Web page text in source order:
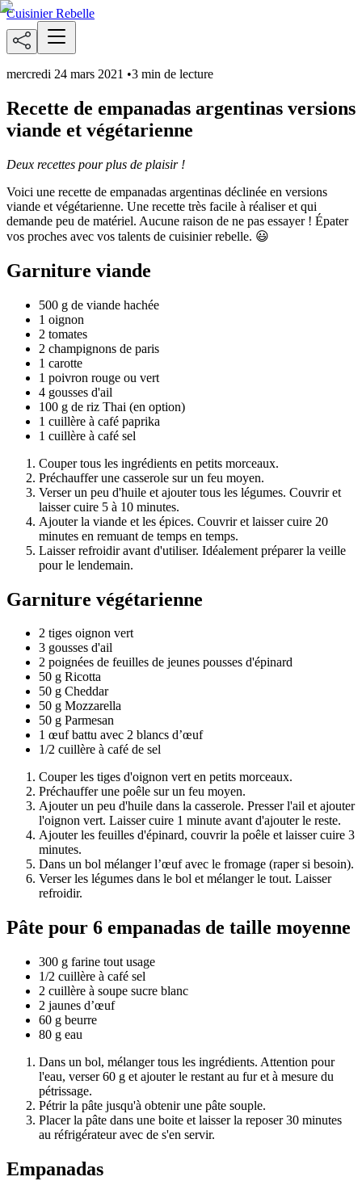
Cuisinier Rebelle
mercredi 24 mars 2021 •3 min de lecture
Recette de empanadas argentinas versions
viande et végétarienne
Deux recettes pour plus de plaisir !
Voici une recette de empanadas argentinas déclinée en versions
viande et végétarienne. Une recette très facile à réaliser et qui
demande peu de matériel. Aucune raison de ne pas essayer ! Épater
vos proches avec vos talents de cuisinier rebelle. 😃
Garniture viande
500 g de viande hachée
1 oignon
2 tomates
2 champignons de paris
1 carotte
1 poivron rouge ou vert
4 gousses d'ail
100 g de riz Thai (en option)
1 cuillère à café paprika
1 cuillère à café sel
Couper tous les ingrédients en petits morceaux.
Préchauffer une casserole sur un feu moyen.
Verser un peu d'huile et ajouter tous les légumes. Couvrir et
laisser cuire 5 à 10 minutes.
Ajouter la viande et les épices. Couvrir et laisser cuire 20
minutes en remuant de temps en temps.
Laisser refroidir avant d'utiliser. Idéalement préparer la veille
pour le lendemain.
Garniture végétarienne
2 tiges oignon vert
3 gousses d'ail
2 poignées de feuilles de jeunes pousses d'épinard
50 g Ricotta
50 g Cheddar
50 g Mozzarella
50 g Parmesan
1 œuf battu avec 2 blancs d’œuf
1/2 cuillère à café de sel
Couper les tiges d'oignon vert en petits morceaux.
Préchauffer une poêle sur un feu moyen.
Ajouter un peu d'huile dans la casserole. Presser l'ail et ajouter
l'oignon vert. Laisser cuire 1 minute avant d'ajouter le reste.
Ajouter les feuilles d'épinard, couvrir la poêle et laisser cuire 3
minutes.
Dans un bol mélanger l’œuf avec le fromage (raper si besoin).
Verser les légumes dans le bol et mélanger le tout. Laisser
refroidir.
Pâte pour 6 empanadas de taille moyenne
300 g farine tout usage
1/2 cuillère à café sel
2 cuillère à soupe sucre blanc
2 jaunes d’œuf
60 g beurre
80 g eau
Dans un bol, mélanger tous les ingrédients. Attention pour
l'eau, verser 60 g et ajouter le restant au fur et à mesure du
pétrissage.
Pétrir la pâte jusqu'à obtenir une pâte souple.
Placer la pâte dans une boite et laisser la reposer 30 minutes
au réfrigérateur avec de s'en servir.
Empanadas